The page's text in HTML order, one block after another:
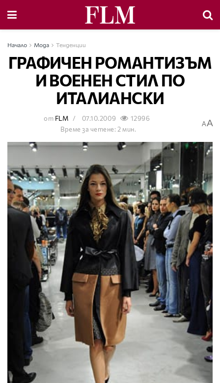
Начало Мода Тенденции
ГРАФИЧЕН РОМАНТИЗЪМ
И ВОЕНЕН СТИЛ ПО
ИТАЛИАНСКИ
от FLM 07.10.2009
12996
Време за четене: 2 мин.
AA